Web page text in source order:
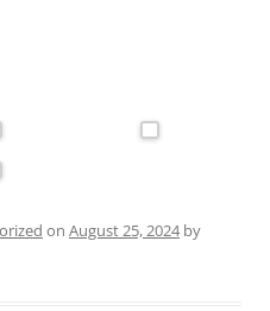
on August 25, 2024by